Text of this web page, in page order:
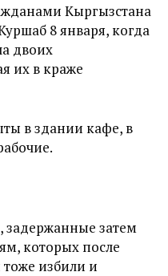
Кыргызстана
8 января, когда
двоих
их в краже
в здании кафе, в
задержанные затем
которых после
избили и